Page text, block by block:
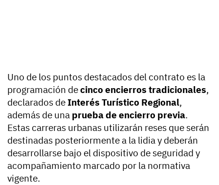
Uno de los puntos destacados del contrato es la
programación decinco encierros tradicionales,
declarados de Interés Turístico Regional,
además de una prueba de encierro previa.
Estas carreras urbanas utilizarán reses que serán
destinadas posteriormente a la lidia y deberán
desarrollarse bajo el dispositivo de seguridad y
acompañamiento marcado por la normativa
vigente.